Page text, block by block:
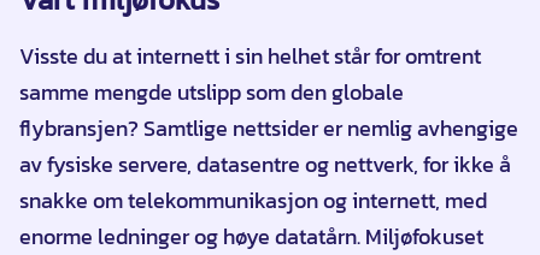
Visste du at internett i sin helhet står for omtrent
samme mengde utslipp som den globale
flybransjen? Samtlige nettsider er nemlig avhengige
av fysiske servere, datasentre og nettverk, for ikke å
snakke om telekommunikasjon og internett, med
enorme ledninger og høye datatårn. Miljøfokuset